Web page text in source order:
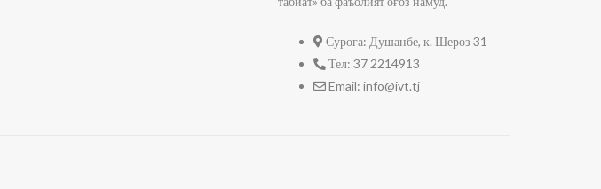
Суроға: Душанбе, к. Шероз 31
Тел: 37 2214913
Email: info@ivt.tj